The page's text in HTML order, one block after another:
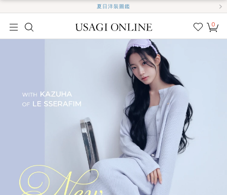
夏日洋裝圖鑑
我的
0